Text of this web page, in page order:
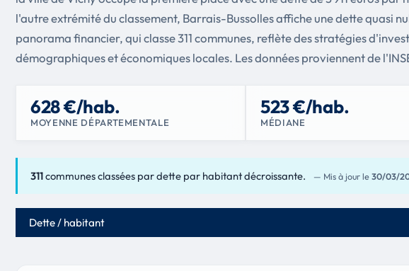
l'autre extrémité du classement, Barrais-Bussolles affiche une dette quasi
panorama financier, qui classe 311 communes, reflète des stratégies
démographiques et économiques locales. Les données proviennent de
628 €/hab.
MOYENNE DÉPARTEMENTALE
523 €/hab.
MÉDIANE
311communes classées par dette par habitant décroissante. — Mis à jour le 30/03/
Critère de classement